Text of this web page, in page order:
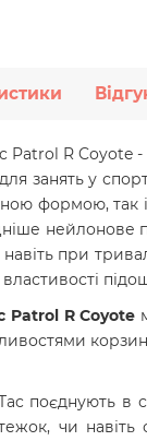
Patrol R Coyote
занять у
формою, так
нейлонове
при
властивості
Patrol R Coyote
поєднують в
чи навіть